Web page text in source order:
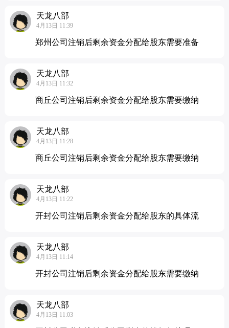
天龙八部
4月13日 11:39
郑州公司注销后剩余资金分配给股东需要准备
天龙八部
4月13日 11:32
商丘公司注销后剩余资金分配给股东需要缴纳
天龙八部
4月13日 11:28
商丘公司注销后剩余资金分配给股东需要缴纳
天龙八部
4月13日 11:22
开封公司注销后剩余资金分配给股东的具体流
天龙八部
4月13日 11:14
开封公司注销后剩余资金分配给股东需要缴纳
天龙八部
4月13日 11:03